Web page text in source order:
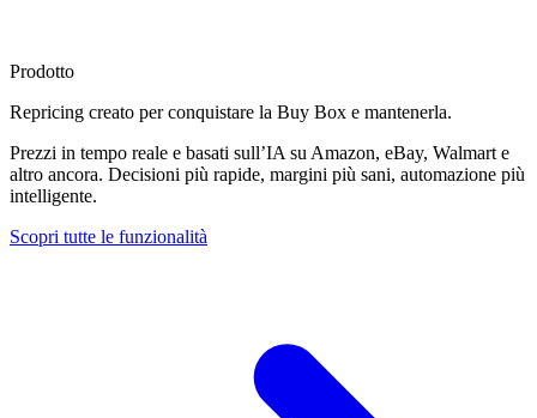
Prodotto
Repricing creato perconquistare la Buy Box e mantenerla.
Prezzi in tempo reale e basati sull’IA su Amazon, eBay, Walmart e
altro ancora. Decisioni più rapide, margini più sani, automazione più
intelligente.
Scopri tutte le funzionalità